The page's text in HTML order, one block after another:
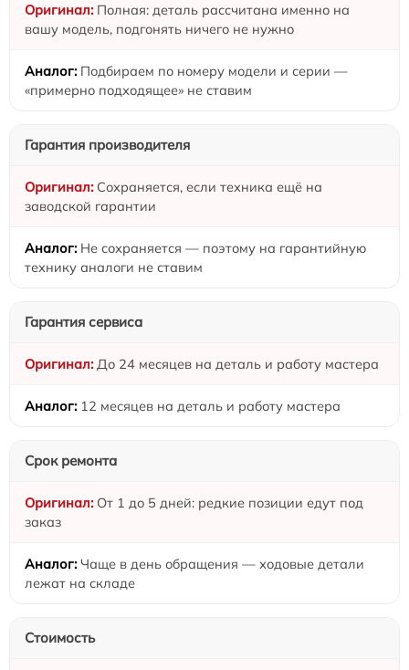
Полная: деталь рассчитана именно на
вашу модель, подгонять ничего не нужно
Подбираем по номеру модели и серии —
«примерно подходящее» не ставим
Гарантия производителя
Сохраняется, если техника ещё на
заводской гарантии
Не сохраняется — поэтому на гарантийную
технику аналоги не ставим
Гарантия сервиса
До 24 месяцев на деталь и работу мастера
12 месяцев на деталь и работу мастера
Срок ремонта
От 1 до 5 дней: редкие позиции едут под
заказ
Чаще в день обращения — ходовые детали
лежат на складе
Стоимость